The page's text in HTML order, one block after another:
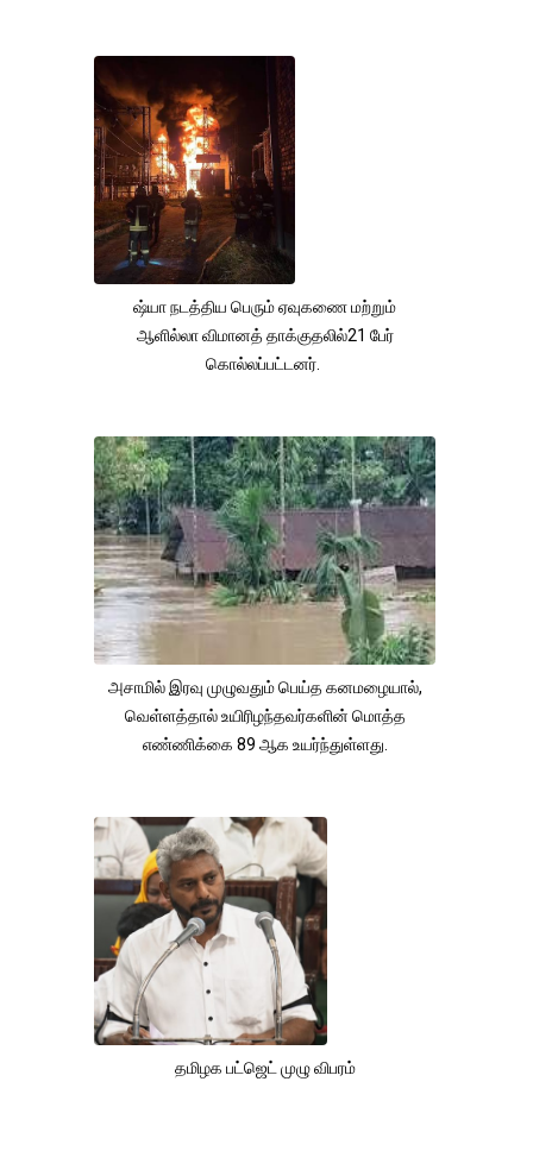
ஷ்யா நடத்திய பெரும் ஏவுகணை மற்றும்
ஆளில்லா விமானத் தாக்குதலில்21 பேர்
கொல்லப்பட்டனர்.
அசாமில் இரவு முழுவதும் பெய்த கனமழையால்,
வெள்ளத்தால் உயிரிழந்தவர்களின் மொத்த
எண்ணிக்கை 89 ஆக உயர்ந்துள்ளது.
தமிழக பட்ஜெட் முழு விபரம்